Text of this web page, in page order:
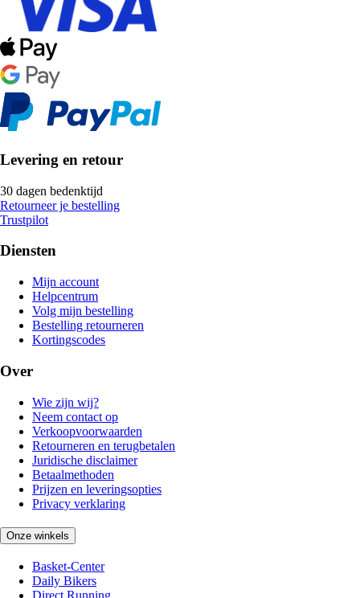
Levering en retour
30 dagen bedenktijd
Retourneer je bestelling
Trustpilot
Diensten
Mijn account
Helpcentrum
Volg mijn bestelling
Bestelling retourneren
Kortingscodes
Over
Wie zijn wij?
Neem contact op
Verkoopvoorwaarden
Retourneren en terugbetalen
Juridische disclaimer
Betaalmethoden
Prijzen en leveringsopties
Privacy verklaring
Onze winkels
Basket-Center
Daily Bikers
Direct Running